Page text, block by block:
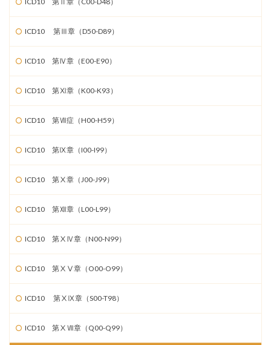
ICD10 第Ⅲ章（D50-D89）
ICD10 第Ⅳ章（E00-E90）
ICD10 第Ⅺ章（K00-K93）
ICD10 第Ⅶ症（H00-H59）
ICD10 第Ⅸ章（I00-I99）
ICD10 第Ⅹ章（J00-J99）
ICD10 第Ⅻ章（L00-L99）
ICD10 第ⅩⅣ章（N00-N99）
ICD10 第ⅩⅤ章（O00-O99）
ICD10 第ⅩⅨ章（S00-T98）
ICD10 第ⅩⅦ章（Q00-Q99）